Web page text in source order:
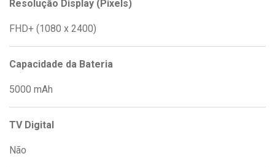
Resolução Display (Pixels)
FHD+ (1080 x 2400)
Capacidade da Bateria
5000 mAh
TV Digital
Não